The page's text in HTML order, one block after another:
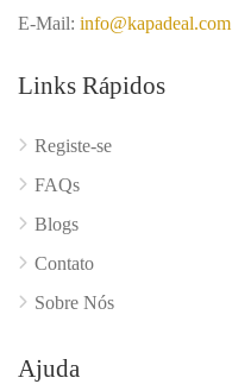
E-Mail: info@kapadeal.com
Links Rápidos
Registe-se
FAQs
Blogs
Contato
Sobre Nós
Ajuda